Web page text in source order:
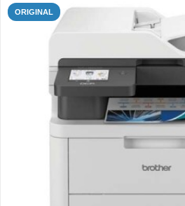
ORIGINAL